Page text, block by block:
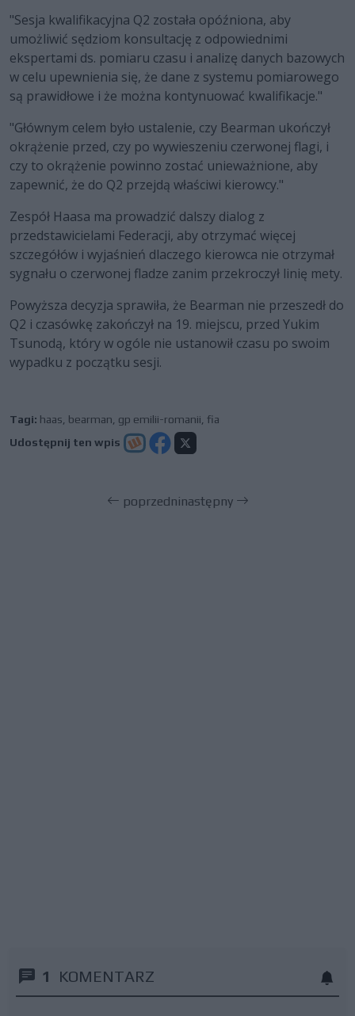
"Sesja kwalifikacyjna Q2 została opóźniona, aby
umożliwić sędziom konsultację z odpowiednimi
ekspertami ds. pomiaru czasu i analizę danych bazowych
w celu upewnienia się, że dane z systemu pomiarowego
są prawidłowe i że można kontynuować kwalifikacje."
"Głównym celem było ustalenie, czy Bearman ukończył
okrążenie przed, czy po wywieszeniu czerwonej flagi, i
czy to okrążenie powinno zostać unieważnione, aby
zapewnić, że do Q2 przejdą właściwi kierowcy."
Zespół Haasa ma prowadzić dalszy dialog z
przedstawicielami Federacji, aby otrzymać więcej
szczegółów i wyjaśnień dlaczego kierowca nie otrzymał
sygnału o czerwonej fladze zanim przekroczył linię mety.
Powyższa decyzja sprawiła, że Bearman nie przeszedł do
Q2 i czasówkę zakończył na 19. miejscu, przed Yukim
Tsunodą, który w ogóle nie ustanowił czasu po swoim
wypadku z początku sesji.
Tagi: haas bearman gp emilii-romanii fia
Udostępnij ten wpis
poprzedninastępny
1 KOMENTARZ